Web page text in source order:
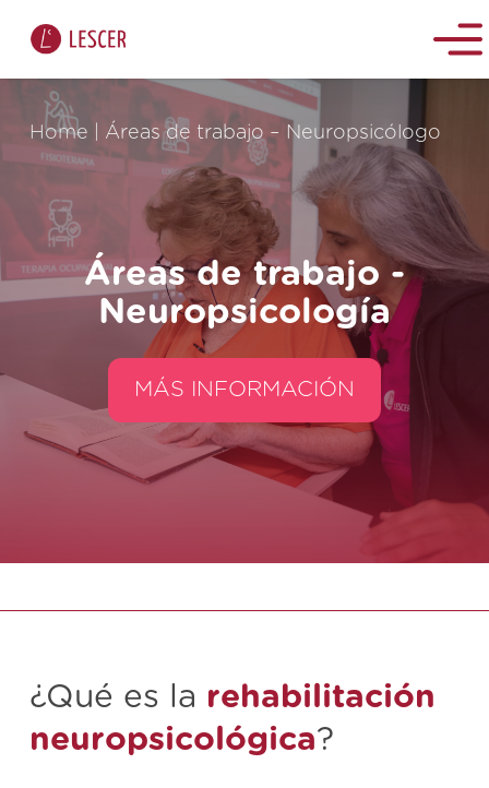
Home Áreas de trabajo – Neuropsicólogo
Áreas de trabajo -
Neuropsicología
MÁS INFORMACIÓN
¿Qué es la rehabilitación
neuropsicológica?